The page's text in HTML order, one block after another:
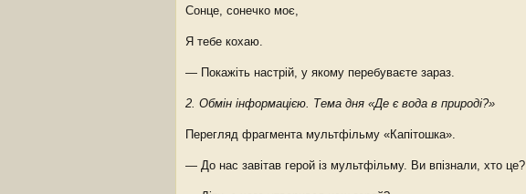
Сонце, сонечко моє,
Я тебе кохаю.
— Покажіть настрій, у якому перебуваєте зараз.
2. Обмін інформацією. Тема дня «Де є вода в природі?»
Перегляд фрагмента мультфільму «Капітошка».
— До нас завітав герой із мультфільму. Ви впізнали, хто це?